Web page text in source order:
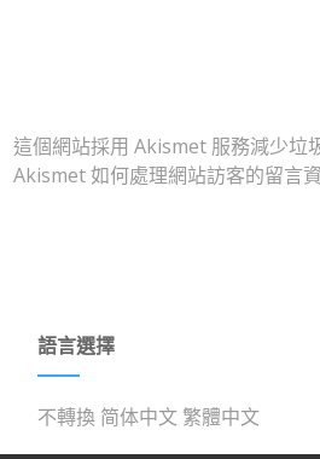
這個網站採用 Akismet 服務減少垃
Akismet 如何處理網站訪客的留言
語言選擇
不轉換 简体中文 繁體中文